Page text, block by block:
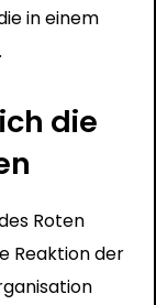
in einem
die
Roten
Reaktion der